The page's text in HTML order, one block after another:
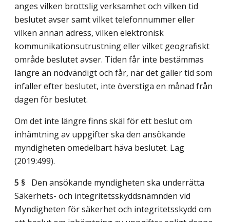
anges vilken brottslig verksamhet och vilken tid
beslutet avser samt vilket telefonnummer eller
vilken annan adress, vilken elektronisk
kommunikationsutrustning eller vilket geografiskt
område beslutet avser. Tiden får inte bestämmas
längre än nödvändigt och får, när det gäller tid som
infaller efter beslutet, inte överstiga en månad från
dagen för beslutet.
Om det inte längre finns skäl för ett beslut om
inhämtning av uppgifter ska den ansökande
myndigheten omedelbart häva beslutet. Lag
(2019:499).
5 § Den ansökande myndigheten ska underrätta
Säkerhets- och integritetsskyddsnämnden vid
Myndigheten för säkerhet och integritetsskydd om